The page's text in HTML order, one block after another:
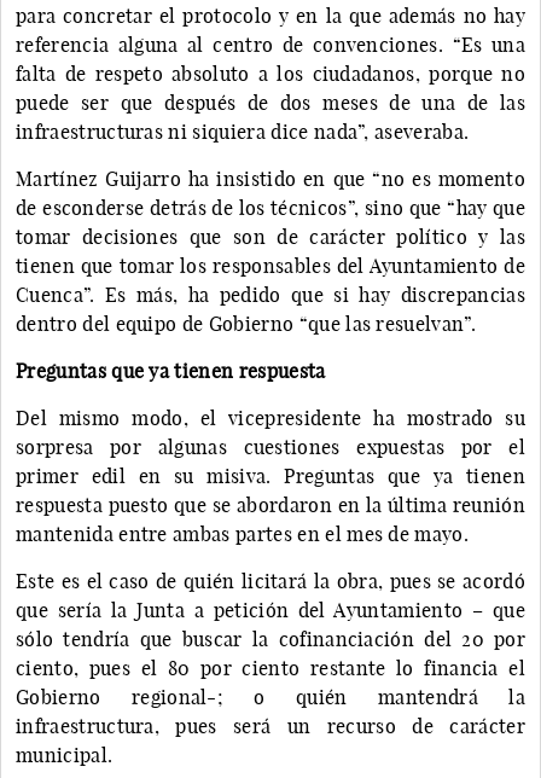
para concretar el protocolo y en la que además no hay
referencia alguna al centro de convenciones. “Es una
falta de respeto absoluto a los ciudadanos, porque no
puede ser que después de dos meses de una de las
infraestructuras ni siquiera dice nada”, aseveraba.
Martínez Guijarro ha insistido en que “no es momento
de esconderse detrás de los técnicos”, sino que “hay que
tomar decisiones que son de carácter político y las
tienen que tomar los responsables del Ayuntamiento de
Cuenca”. Es más, ha pedido que si hay discrepancias
dentro del equipo de Gobierno “que las resuelvan”.
Preguntas que ya tienen respuesta
Del mismo modo, el vicepresidente ha mostrado su
sorpresa por algunas cuestiones expuestas por el
primer edil en su misiva. Preguntas que ya tienen
respuesta puesto que se abordaron en la última reunión
mantenida entre ambas partes en el mes de mayo.
Este es el caso de quién licitará la obra, pues se acordó
que sería la Junta a petición del Ayuntamiento – que
sólo tendría que buscar la cofinanciación del 20 por
ciento, pues el 80 por ciento restante lo financia el
Gobierno regional-; o quién mantendrá la
infraestructura, pues será un recurso de carácter
municipal.